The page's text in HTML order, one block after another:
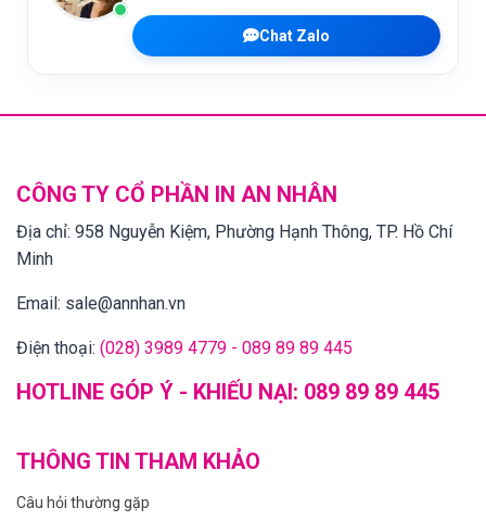
Chat Zalo
CÔNG TY CỔ PHẦN IN AN NHÂN
Địa chỉ: 958 Nguyễn Kiệm, Phường Hạnh Thông, TP. Hồ Chí
Minh
Email: sale@annhan.vn
Điện thoại: (028) 3989 4779 - 089 89 89 445
HOTLINE GÓP Ý - KHIẾU NẠI: 089 89 89 445
THÔNG TIN THAM KHẢO
Câu hỏi thường gặp